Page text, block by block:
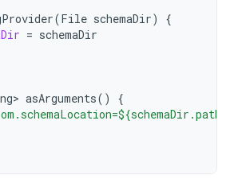
(File schemaDir)
{
= schemaDir
asArguments()
{